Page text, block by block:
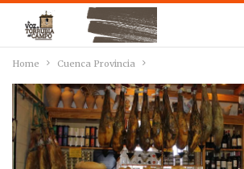
Home Cuenca Provincia